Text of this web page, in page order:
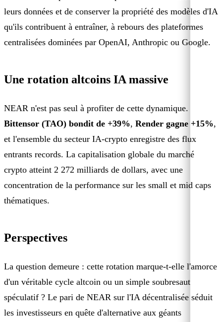
leurs données et de conserver la propriété des modèles d'IA
qu'ils contribuent à entraîner, à rebours des plateformes
centralisées dominées par OpenAI, Anthropic ou Google.
Une rotation altcoins IA massive
NEAR n'est pas seul à profiter de cette dynamique.
Bittensor (TAO) bondit de +39%, Render gagne +15%,
et l'ensemble du secteur IA-crypto enregistre des flux
entrants records. La capitalisation globale du marché
crypto atteint 2 272 milliards de dollars, avec une
concentration de la performance sur les small et mid caps
thématiques.
Perspectives
La question demeure : cette rotation marque-t-elle l'amorce
d'un véritable cycle altcoin ou un simple soubresaut
spéculatif ? Le pari de NEAR sur l'IA décentralisée séduit
les investisseurs en quête d'alternative aux géants